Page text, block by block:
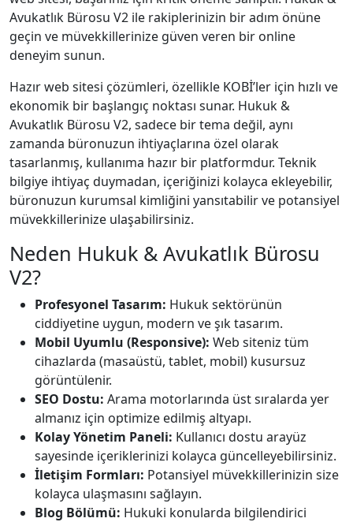
Avukatlık Bürosu V2 ile rakiplerinizin bir adım önüne
geçin ve müvekkillerinize güven veren bir online
deneyim sunun.
Hazır web sitesi çözümleri, özellikle KOBİ’ler için hızlı ve
ekonomik bir başlangıç noktası sunar. Hukuk &
Avukatlık Bürosu V2, sadece bir tema değil, aynı
zamanda büronuzun ihtiyaçlarına özel olarak
tasarlanmış, kullanıma hazır bir platformdur. Teknik
bilgiye ihtiyaç duymadan, içeriğinizi kolayca ekleyebilir,
büronuzun kurumsal kimliğini yansıtabilir ve potansiyel
müvekkillerinize ulaşabilirsiniz.
Neden Hukuk & Avukatlık Bürosu
V2?
Profesyonel Tasarım: Hukuk sektörünün
ciddiyetine uygun, modern ve şık tasarım.
Mobil Uyumlu (Responsive): Web siteniz tüm
cihazlarda (masaüstü, tablet, mobil) kusursuz
görüntülenir.
SEO Dostu: Arama motorlarında üst sıralarda yer
almanız için optimize edilmiş altyapı.
Kolay Yönetim Paneli: Kullanıcı dostu arayüz
sayesinde içeriklerinizi kolayca güncelleyebilirsiniz.
İletişim Formları: Potansiyel müvekkillerinizin size
kolayca ulaşmasını sağlayın.
Blog Bölümü: Hukuki konularda bilgilendirici